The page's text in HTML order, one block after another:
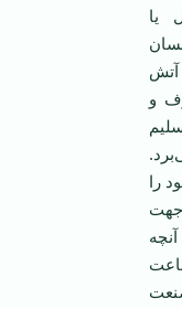
یا
آتش
و
را